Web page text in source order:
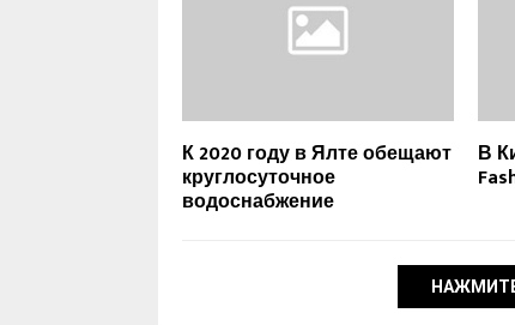
К 2020 году в Ялте обещают
круглосуточное
водоснабжение
В